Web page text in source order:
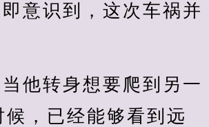
意识到，这次车祸并
他转身想要爬到另一
候，已经能够看到远